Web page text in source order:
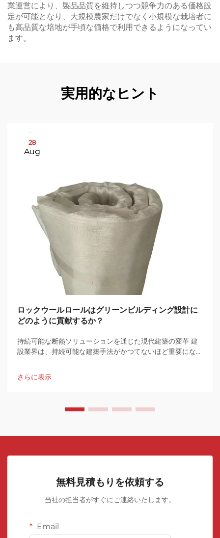
業運営により、製品品質を維持しつつ競争力のある価格設
定が可能となり、大規模農家だけでなく小規模な栽培者に
も高品質な培地が手頃な価格で利用できるようになってい
ます。
実用的なヒント
28
Aug
ロックウールロールはグリーンビルディング設計に
どのように貢献するか？
持続可能な断熱ソリューションを通じた現代建築の変革 建
設業界は、持続可能な建築手法がかつてないほど重要になっ
は、...があります。
さらに表示
無料見積もりを依頼する
当社の担当者がすぐにご連絡いたします。
Email